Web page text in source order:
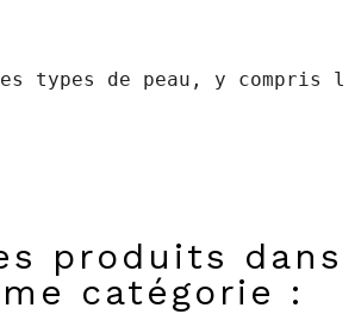
types de peau, y compris
produits dans
catégorie :